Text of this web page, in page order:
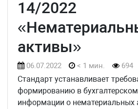
14/2022
активы»
06.07.2022 < 1 мин. 694
Стандарт устанавливает
формированию в бухгалтерском
информации о нематериальных